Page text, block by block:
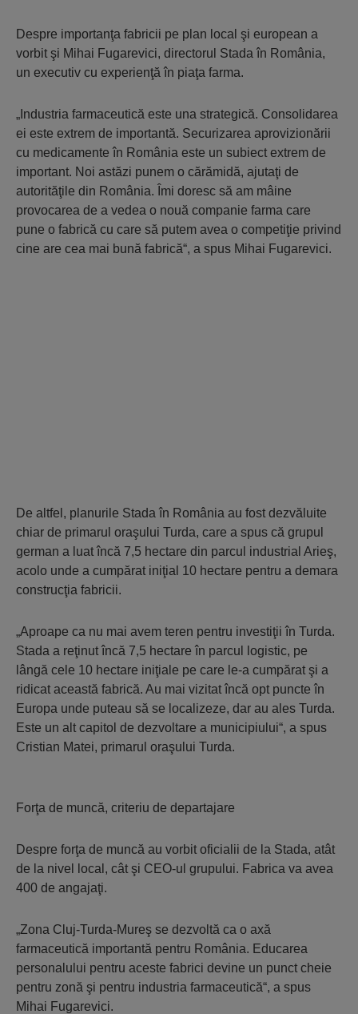
Despre importanţa fabricii pe plan local şi european a
vorbit şi Mihai Fugarevici, directorul Stada în România,
un executiv cu experienţă în piaţa farma.
„Industria farmaceutică este una strategică. Consolidarea
ei este extrem de importantă. Securizarea aprovizionării
cu medicamente în România este un subiect extrem de
important. Noi astăzi punem o cărămidă, ajutaţi de
autorităţile din România. Îmi doresc să am mâine
provocarea de a vedea o nouă companie farma care
pune o fabrică cu care să putem avea o competiţie privind
cine are cea mai bună fabrică“, a spus Mihai Fugarevici.
De altfel, planurile Stada în România au fost dezvăluite
chiar de primarul oraşului Turda, care a spus că grupul
german a luat încă 7,5 hectare din parcul industrial Arieş,
acolo unde a cumpărat iniţial 10 hectare pentru a demara
construcţia fabricii.
„Aproape ca nu mai avem teren pentru investiţii în Turda.
Stada a reţinut încă 7,5 hectare în parcul logistic, pe
lângă cele 10 hectare iniţiale pe care le-a cumpărat şi a
ridicat această fabrică. Au mai vizitat încă opt puncte în
Europa unde puteau să se localizeze, dar au ales Turda.
Este un alt capitol de dezvoltare a municipiului“, a spus
Cristian Matei, primarul oraşului Turda.
Forţa de muncă, criteriu de departajare
Despre forţa de muncă au vorbit oficialii de la Stada, atât
de la nivel local, cât şi CEO-ul grupului. Fabrica va avea
400 de angajaţi.
„Zona Cluj-Turda-Mureş se dezvoltă ca o axă
farmaceutică importantă pentru România. Educarea
personalului pentru aceste fabrici devine un punct cheie
pentru zonă şi pentru industria farmaceutică“, a spus
Mihai Fugarevici.